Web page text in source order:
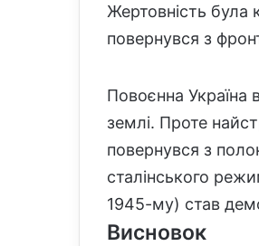
Жертовність була
повернувся з
Повоєнна Україна
землі. Проте
повернувся з
сталінського
1945-му) став
Висновок